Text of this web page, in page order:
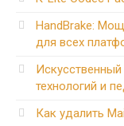
HandBrake:
для всех
технологий и
Как удалить